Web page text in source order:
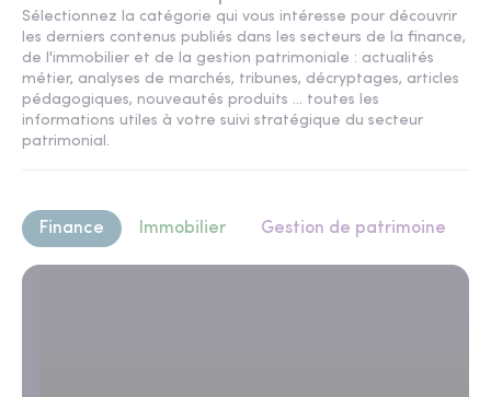
Sélectionnez la catégorie qui vous intéresse pour découvrir
les derniers contenus publiés dans les secteurs de la finance,
de l'immobilier et de la gestion patrimoniale : actualités
métier, analyses de marchés, tribunes, décryptages, articles
pédagogiques, nouveautés produits ... toutes les
informations utiles à votre suivi stratégique du secteur
patrimonial.
Finance Immobilier Gestion de patrimoine